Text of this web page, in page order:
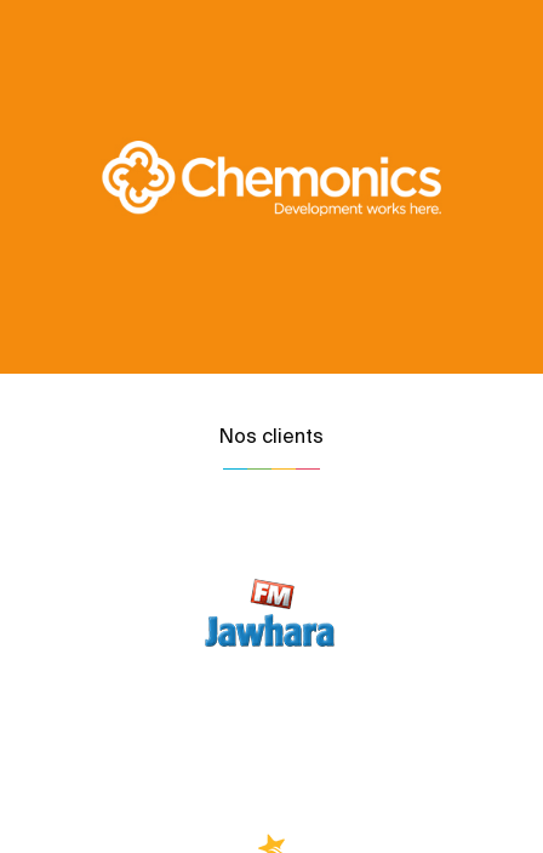
Nos clients